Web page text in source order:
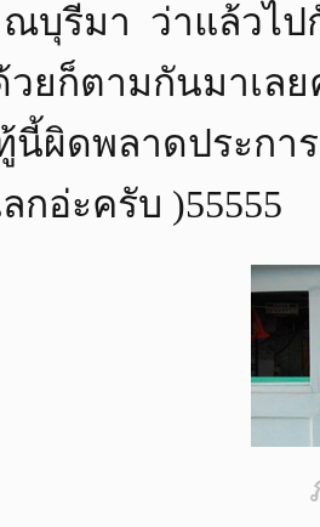
ณบุรีมา ว่าแล้วไป
วยก็ตามกันมาเล
นี้ผิดพลาดประก
กอ่ะครับ )55555